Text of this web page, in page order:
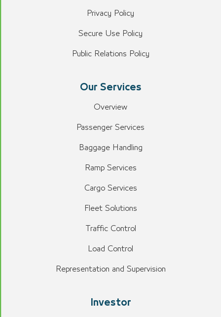
Privacy Policy
Secure Use Policy
Public Relations Policy
Our Services
Overview
Passenger Services
Baggage Handling
Ramp Services
Cargo Services
Fleet Solutions
Traffic Control
Load Control
Representation and Supervision
Investor